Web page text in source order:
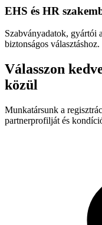
EHS és HR
Szabványadatok, gyártói
biztonságos választáshoz.
Válasszon
közül
Munkatársunk a
partnerprofilját és